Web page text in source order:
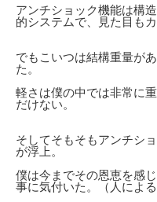
アンチショック機能は構
的システムで、見た目もカ
でもこいつは結構重量が
た。
軽さは僕の中では非常に
だけない。
そしてそもそもアンチシ
が浮上。
僕は今までその恩恵を感
事に気付いた。（人による